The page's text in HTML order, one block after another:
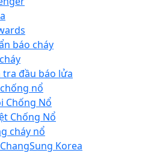
báo cháy
đầu báo lửa
nổ
Chống Nổ
Chống Nổ
cháy nổ
Korea